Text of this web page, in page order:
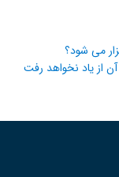
می شود؟
از یاد نخواهد رفت